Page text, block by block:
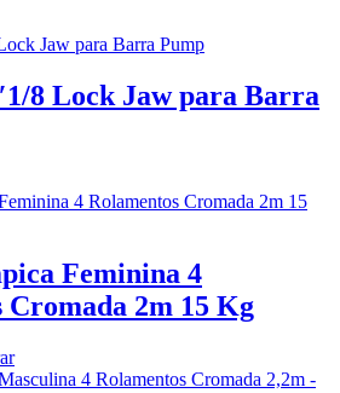
8 Lock Jaw para Barra
Feminina 4
Cromada 2m 15 Kg